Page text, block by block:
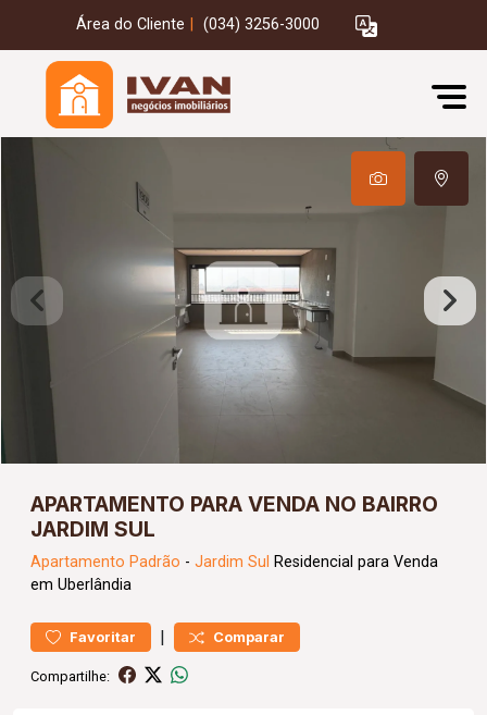
Área do Cliente (034) 3256-3000
APARTAMENTO PARA VENDA NO BAIRRO
JARDIM SUL
Apartamento Padrão - Jardim Sul Residencial para Venda
em Uberlândia
Favoritar | Comparar
Compartilhe: